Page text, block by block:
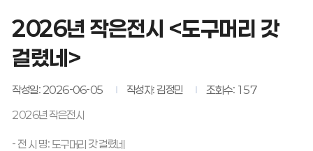
2026년 작은전시 <도구머리 갓
걸렸네>
작성일: 2026-06-05 작성자: 김정민
조회수: 157
2026년 작은전시
- 전 시 명: 도구머리 갓 걸렸네